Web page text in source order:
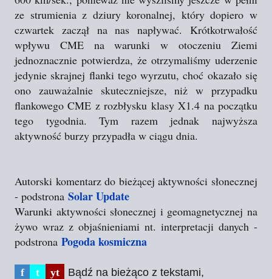
ze strumienia z dziury koronalnej, który dopiero w
czwartek zaczął na nas napływać. Krótkotrwałość
wpływu CME na warunki w otoczeniu Ziemi
jednoznacznie potwierdza, że otrzymaliśmy uderzenie
jedynie skrajnej flanki tego wyrzutu, choć okazało się
ono zauważalnie skuteczniejsze, niż w przypadku
flankowego CME z rozbłysku klasy X1.4 na początku
tego tygodnia. Tym razem jednak najwyższa
aktywność burzy przypadła w ciągu dnia.
Autorski komentarz do bieżącej aktywności słonecznej
- podstrona Solar Update
Warunki aktywności słonecznej i geomagnetycznej na
żywo wraz z objaśnieniami nt. interpretacji danych -
podstrona Pogoda kosmiczna
f t yt
Bądź na bieżąco z tekstami,